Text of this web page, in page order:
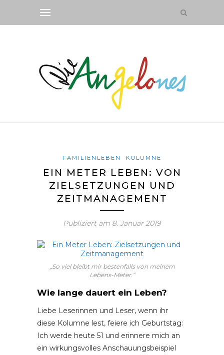
FAMILIENLEBEN KOLUMNE
EIN METER LEBEN: VON
ZIELSETZUNGEN UND
ZEITMANAGEMENT
Publiziert am 8. Januar 2019
„So viel bleibt mir bestenfalls von meinem
Lebens-Meter.“
Wie lange dauert ein Leben?
Liebe Leserinnen und Leser, wenn ihr
diese Kolumne lest, feiere ich Geburtstag:
Ich werde heute 51 und erinnere mich an
ein wirkungsvolles Anschauungsbeispiel